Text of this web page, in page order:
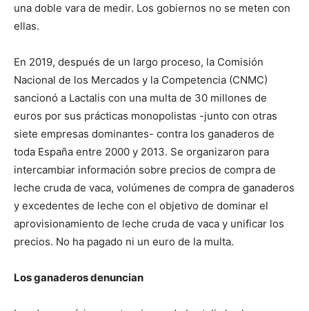
una doble vara de medir. Los gobiernos no se meten con
ellas.
En 2019, después de un largo proceso, la Comisión
Nacional de los Mercados y la Competencia (CNMC)
sancionó a Lactalis con una multa de 30 millones de
euros por sus prácticas monopolistas -junto con otras
siete empresas dominantes- contra los ganaderos de
toda España entre 2000 y 2013. Se organizaron para
intercambiar información sobre precios de compra de
leche cruda de vaca, volúmenes de compra de ganaderos
y excedentes de leche con el objetivo de dominar el
aprovisionamiento de leche cruda de vaca y unificar los
precios. No ha pagado ni un euro de la multa.
Los ganaderos denuncian